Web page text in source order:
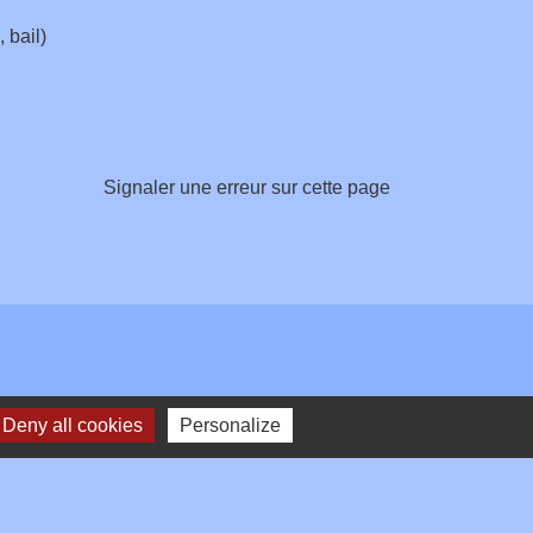
bail)
Signaler une erreur sur cette page
all cookies Personalize